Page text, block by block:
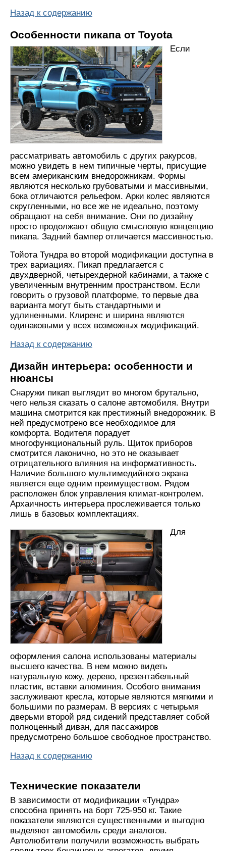
Назад к содержанию
Особенности пикапа от Toyota
Если
рассматривать автомобиль с других ракурсов,
можно увидеть в нем типичные черты, присущие
всем американским внедорожникам. Формы
являются несколько грубоватыми и массивными,
бока отличаются рельефом. Арки колес являются
скругленными, но все же не идеально, поэтому
обращают на себя внимание. Они по дизайну
просто продолжают общую смысловую концепцию
пикапа. Задний бампер отличается массивностью.
Тойота Тундра во второй модификации доступна в
трех вариациях. Пикап предлагается с
двухдверной, четырехдерной кабинами, а также с
увеличенным внутренним пространством. Если
говорить о грузовой платформе, то первые два
варианта могут быть стандартными и
удлиненными. Клиренс и ширина являются
одинаковыми у всех возможных модификаций.
Назад к содержанию
Дизайн интерьера: особенности и
нюансы
Снаружи пикап выглядит во многом брутально,
чего нельзя сказать о салоне автомобиля. Внутри
машина смотрится как престижный внедорожник. В
ней предусмотрено все необходимое для
комфорта. Водителя порадует
многофункциональный руль. Щиток приборов
смотрится лаконично, но это не оказывает
отрицательного влияния на информативность.
Наличие большого мультимедийного экрана
является еще одним преимуществом. Рядом
расположен блок управления климат-контролем.
Архаичность интерьера прослеживается только
лишь в базовых комплектациях.
Для
оформления салона использованы материалы
высшего качества. В нем можно видеть
натуральную кожу, дерево, презентабельный
пластик, вставки алюминия. Особого внимания
заслуживают кресла, которые являются мягкими и
большими по размерам. В версиях с четырьмя
дверьми второй ряд сидений представляет собой
полноценный диван, для пассажиров
предусмотрено большое свободное пространство.
Назад к содержанию
Технические показатели
В зависимости от модификации «Тундра»
способна принять на борт 725-950 кг. Такие
показатели являются существенными и выгодно
выделяют автомобиль среди аналогов.
Автолюбители получили возможность выбрать